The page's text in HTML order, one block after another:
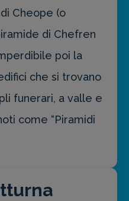
Cheope (o
di Chefren
poi la
che si trovano
funerari, a valle e
come “Piramidi